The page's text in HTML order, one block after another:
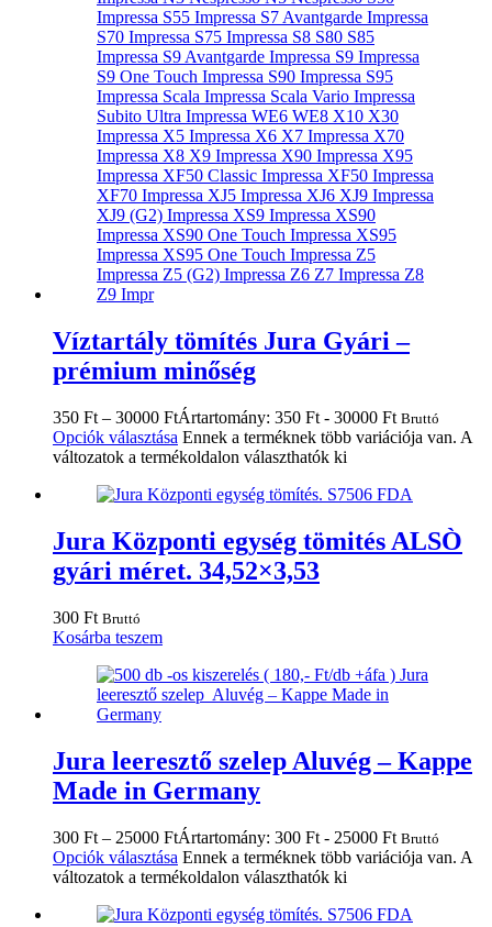
Víztartály tömítés Jura Gyári –
prémium minőség
350 Ft – 30000 FtÁrtartomány: 350 Ft - 30000 Ft Bruttó
Opciók választása Ennek a terméknek több variációja van. A
változatok a termékoldalon választhatók ki
Jura Központi egység tömités ALSÒ
gyári méret. 34,52×3,53
300 Ft Bruttó
Kosárba teszem
Jura leeresztő szelep Aluvég – Kappe
Made in Germany
300 Ft – 25000 FtÁrtartomány: 300 Ft - 25000 Ft Bruttó
Opciók választása Ennek a terméknek több variációja van. A
változatok a termékoldalon választhatók ki